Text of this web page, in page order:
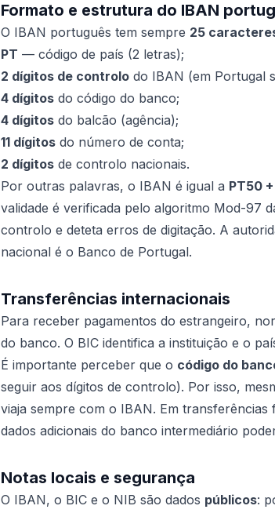
Formato e estrutura do IBAN
O IBAN português tem sempre 25
PT — código de país (2 letras);
2 dígitos de controlo do IBAN (em Portugal
4 dígitos do código do banco;
4 dígitos do balcão (agência);
11 dígitos do número de conta;
2 dígitos de controlo nacionais.
Por outras palavras, o IBAN é igual a PT50 +
validade é verificada pelo algoritmo Mod-97
controlo e deteta erros de digitação. A
nacional é o Banco de Portugal.
Transferências internacionais
Para receber pagamentos do estrangeiro,
do banco. O BIC identifica a instituição e o
É importante perceber que o código do
seguir aos dígitos de controlo). Por isso,
viaja sempre com o IBAN. Em
dados adicionais do banco intermediário
Notas locais e segurança
O IBAN, o BIC e o NIB são dados públicos: